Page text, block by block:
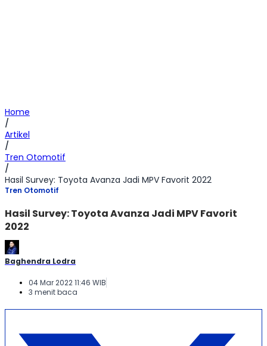
Home
/
Artikel
/
Tren Otomotif
/
Hasil Survey: Toyota Avanza Jadi MPV Favorit 2022
Tren Otomotif
Hasil Survey: Toyota Avanza Jadi MPV Favorit
2022
Baghendra Lodra
04 Mar 2022 11:46 WIB
3 menit baca